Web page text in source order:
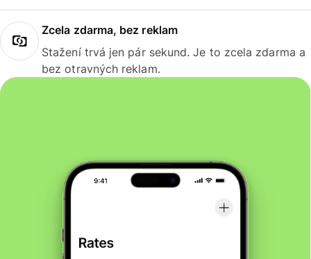
Zcela zdarma, bez reklam
Stažení trvá jen pár sekund. Je to zcela zdarma a
bez otravných reklam.